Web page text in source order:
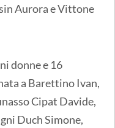
Aurora e Vittone
donne e 16
a Barettino Ivan,
Cipat Davide,
Duch Simone,